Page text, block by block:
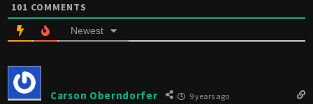
101 COMMENTS
Newest
Carson Oberndorfer 9 years ago